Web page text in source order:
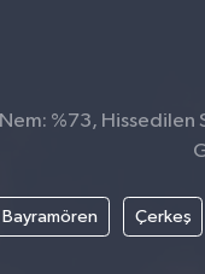
Nem: %73, Hissedilen
Bayramören Çerkeş